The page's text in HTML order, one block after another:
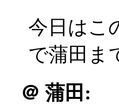
今日はこ
で蒲田ま
＠ 蒲田: